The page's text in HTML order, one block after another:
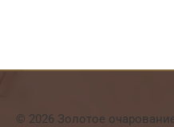
© 2026 Золотое